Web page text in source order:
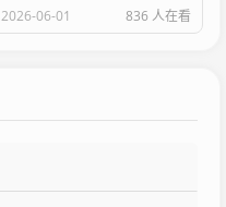
2026-06-01 836 人在看